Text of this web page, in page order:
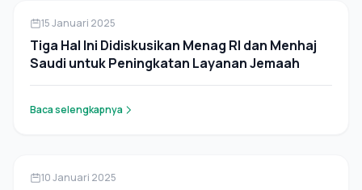
Pers Rilis
15 Januari 2025
Tiga Hal Ini Didiskusikan Menag RI dan Menhaj
Saudi untuk Peningkatan Layanan Jemaah
Baca selengkapnya
Pers Rilis
10 Januari 2025